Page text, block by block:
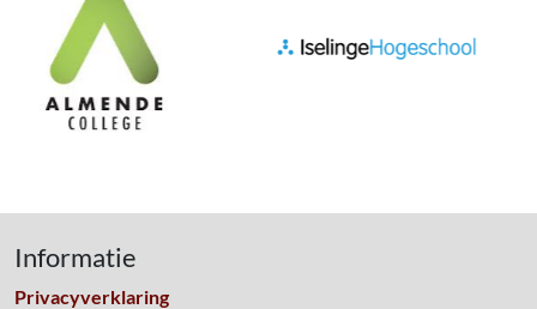
Informatie
Privacyverklaring